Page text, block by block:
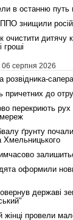
в останню путь
знищили
очистити дитячу
гроші
06 серпня 2026
розвідника-сапера
причетних до
перекриють рух
ґрунту
Хмельницького
оформили
державі
жінці провели